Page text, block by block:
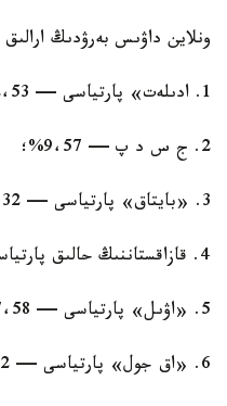
ونلاين داۋىس بەرۋدىڭ ارالىق
1. ادىلەت» پارتياسى — 42،53%؛
2. ج س د پ — 9،57%؛
3. «بايتاق» پارتياسى — 1،32%؛
4. قازاقستاننىڭ حالىق پارتياسى — 10،13%؛
5. «اۋىل» پارتياسى — 17،58%؛
6. «اق جول» پارتياسى — 7،22%؛